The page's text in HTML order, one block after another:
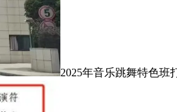
2025年音乐跳舞特色班